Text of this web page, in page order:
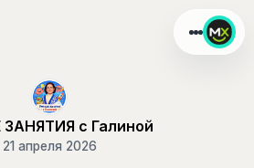
с Галиной
21 апреля 2026